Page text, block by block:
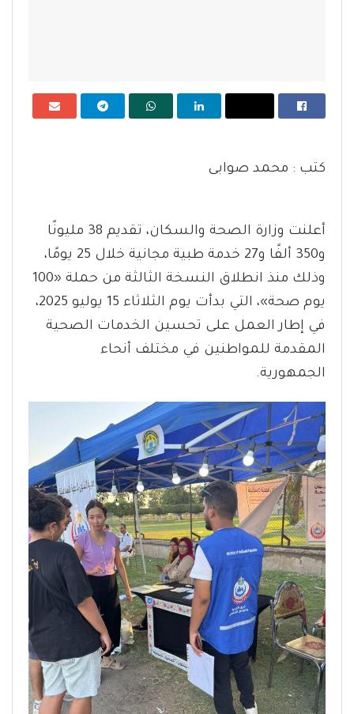
كتب : محمد صوابى
أعلنت وزارة الصحة والسكان، تقديم 38 مليونًا
و350 ألفًا و27 خدمة طبية مجانية خلال 25 يومًا،
وذلك منذ انطلاق النسخة الثالثة من حملة «100
يوم صحة»، التي بدأت يوم الثلاثاء 15 يوليو 2025،
في إطار العمل على تحسين الخدمات الصحية
المقدمة للمواطنين في مختلف أنحاء
الجمهورية.